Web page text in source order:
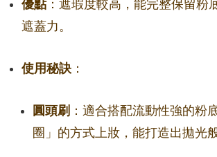
優點：遮瑕度較高，能完整保留粉
遮蓋力。
使用秘訣 ：
圓頭刷 ：適合搭配流動性強的粉
圈」的方式上妝，能打造出拋光